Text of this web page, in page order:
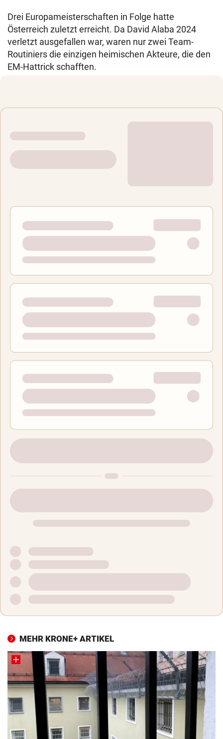
Drei Europameisterschaften in Folge hatte
Österreich zuletzt erreicht. Da David Alaba 2024
verletzt ausgefallen war, waren nur zwei Team-
Routiniers die einzigen heimischen Akteure, die den
EM-Hattrick schafften.
MEHR KRONE+ ARTIKEL